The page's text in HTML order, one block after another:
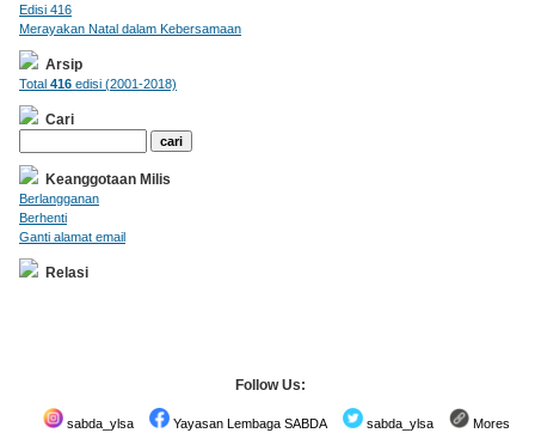
Edisi 416
Merayakan Natal dalam Kebersamaan
Arsip
Total 416edisi (2001-2018)
Cari
Keanggotaan Milis
Berlangganan
Berhenti
Ganti alamat email
Relasi
Follow Us:
sabda_ylsa Yayasan Lembaga SABDA sabda_ylsa Mores